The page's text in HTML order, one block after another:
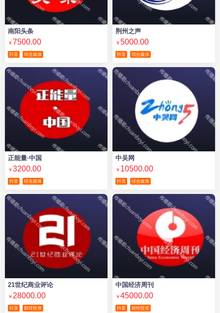
南阳头条
￥7500.00
抖音 综合媒体
荆州之声
￥5000.00
抖音 综合媒体
正能量·中国
￥3200.00
抖音 综合媒体
中吴网
￥ 10500.00
抖音 综合媒体
21世纪商业评论
￥ 28000.00
抖音 财经投资
中国经济周刊
￥45000.00
抖音 财经投资